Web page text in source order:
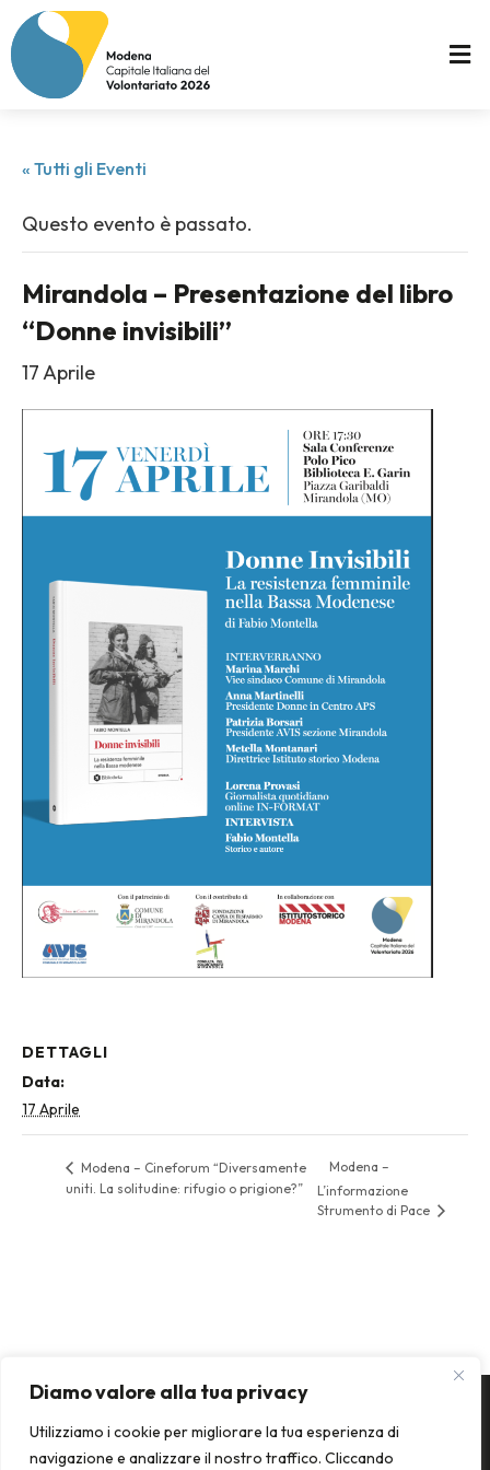
Diamo valore alla tua privacy
Utilizziamo i cookie per migliorare la tua esperienza di
navigazione e analizzare il nostro traffico. Cliccando
« Tutti gli Eventi
Questo evento è passato.
Mirandola – Presentazione del libro
“Donne invisibili”
17 Aprile
DETTAGLI
Data:
17 Aprile
Modena – Cineforum “Diversamente
uniti. La solitudine: rifugio o prigione?”
Modena –
L’informazione
Strumento di Pace